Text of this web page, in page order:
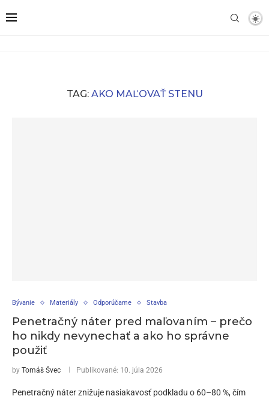
TAG: AKO MAĽOVAŤ STENU
Bývanie Materiály Odporúčame Stavba
Penetračný náter pred maľovaním – prečo
ho nikdy nevynechať a ako ho správne
použiť
by Tomáš Švec Publikované: 10. júla 2026
Penetračný náter znižuje nasiakavosť podkladu o 60–80 %, čím